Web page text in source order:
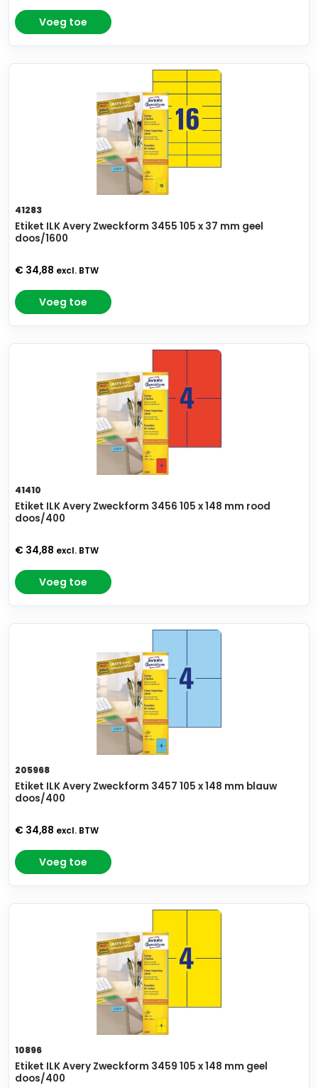
Voeg toe
41283
Etiket ILK Avery Zweckform 3455 105 x 37 mm geel
doos/1600
€ 34,88 excl. BTW
Voeg toe
41410
Etiket ILK Avery Zweckform 3456 105 x 148 mm rood
doos/400
€ 34,88 excl. BTW
Voeg toe
205968
Etiket ILK Avery Zweckform 3457 105 x 148 mm blauw
doos/400
€ 34,88 excl. BTW
Voeg toe
10896
Etiket ILK Avery Zweckform 3459 105 x 148 mm geel
doos/400